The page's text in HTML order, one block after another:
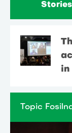
in
Topic